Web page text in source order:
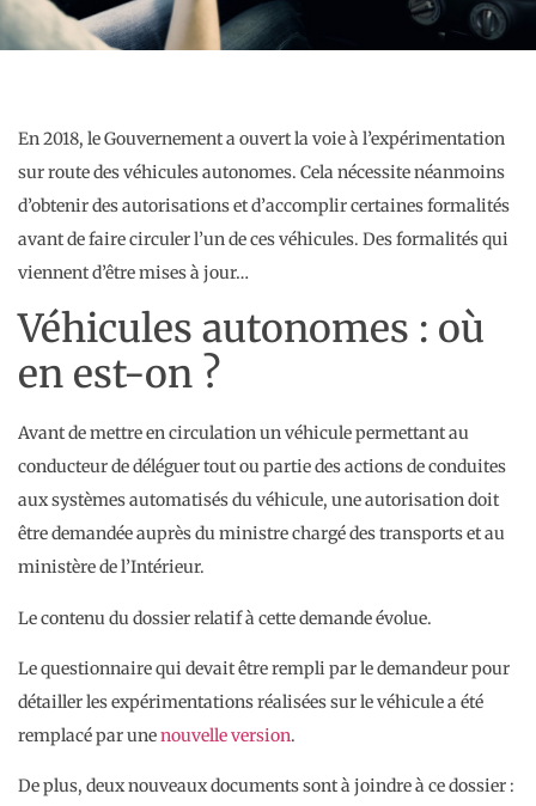
En 2018, le Gouvernement a ouvert la voie à l’expérimentation
sur route des véhicules autonomes. Cela nécessite néanmoins
d’obtenir des autorisations et d’accomplir certaines formalités
avant de faire circuler l’un de ces véhicules. Des formalités qui
viennent d’être mises à jour…
Véhicules autonomes : où
en est-on ?
Avant de mettre en circulation un véhicule permettant au
conducteur de déléguer tout ou partie des actions de conduites
aux systèmes automatisés du véhicule, une autorisation doit
être demandée auprès du ministre chargé des transports et au
ministère de l’Intérieur.
Le contenu du dossier relatif à cette demande évolue.
Le questionnaire qui devait être rempli par le demandeur pour
détailler les expérimentations réalisées sur le véhicule a été
remplacé par unenouvelle version.
De plus, deux nouveaux documents sont à joindre à ce dossier :